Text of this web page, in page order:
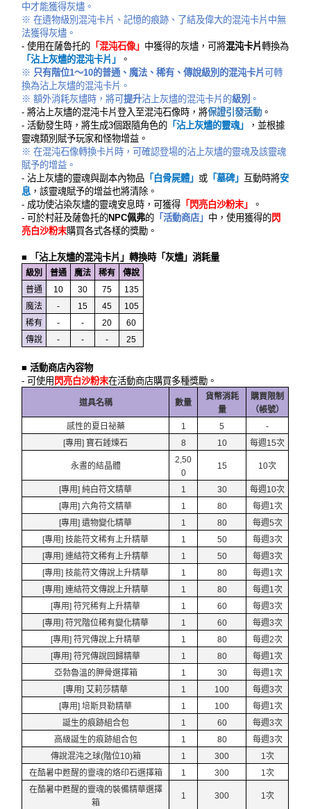
中才能獲得灰燼。
※ 在遺物級別混沌卡片、記憶的痕跡、了結及偉大的混沌卡片中無
法獲得灰燼。
- 使用在薩魯托的 「混沌石像」 中獲得的灰燼，可將混沌卡片轉換為
「沾上灰燼的混沌卡片」
。
※ 只有階位1～10的普通、魔法、稀有、傳說級別的混沌卡片 可轉
換為沾上灰燼的混沌卡片。
※ 額外消耗灰燼時，將可提升沾上灰燼的混沌卡片的級別 。
- 將沾上灰燼的混沌卡片登入至混沌石像時，將保證引發活動 。
- 活動發生時，將生成3個跟隨角色的 「沾上灰燼的靈魂」
，並根據
靈魂類別賦予玩家和怪物增益。
※ 在混沌石像轉換卡片時，可確認登場的沾上灰燼的靈魂及該靈魂
賦予的增益。
- 沾上灰燼的靈魂與副本內物品 「白骨屍體」或 「墓碑」 互動時將安
息 ，該靈魂賦予的增益也將清除。
- 成功使沾染灰燼的靈魂安息時，可獲得 「 閃亮白沙粉末 」
。
- 可於村莊及薩魯托的NPC佩弗的 「活動商店」 中，使用獲得的閃
亮白沙粉末購買各式各樣的獎勵。
■ 「沾上灰燼的混沌卡片」轉換時「灰燼」消耗量
級別 普通 魔法 稀有
傳說
普通
10 30 75
135
魔法
- 15 45
105
稀有
- - 20
60
傳說
- - - 25
■ 活動商店內容物
- 可使用 閃亮白沙粉末在活動商店購買多種獎勵。
道具名稱 數量
貨幣消耗
量
購買限制
（帳號）
感性的夏日祕藥
1 5
-
[專用] 寶石錘煉石
8 10 每週15次
永晝的結晶體
2,50
0
15 10次
[專用] 純白符文精華 1 30
每週10次
[專用] 六角符文精華
1 80
每週1次
[專用] 遺物變化精華
1 80
每週5次
[專用] 技能符文稀有上升精華
1 50
每週3次
[專用] 連結符文稀有上升精華
1 50
每週3次
[專用] 技能符文傳說上升精華
1 80
每週1次
[專用] 連結符文傳說上升精華
1 80
每週1次
[專用] 符咒稀有上升精華
1 60
每週3次
[專用] 符咒階位稀有變化精華
1 60
每週3次
[專用] 符咒傳說上升精華
1 80
每週2次
[專用] 符咒傳說回歸精華
1 80
每週1次
亞勃魯溫的胛骨選擇箱
1 30
每週1次
[專用] 艾莉莎精華
1 100
每週3次
[專用] 培斯貝勒精華
1 100
每週1次
誕生的痕跡組合包
1 60
每週3次
高級誕生的痕跡組合包
1 80
每週3次
傳說混沌之球(階位10)箱
1 300
1次
在酷暑中甦醒的靈魂的烙印石選擇箱
1 300
1次
在酷暑中甦醒的靈魂的裝備精華選擇
箱
1 300 1次